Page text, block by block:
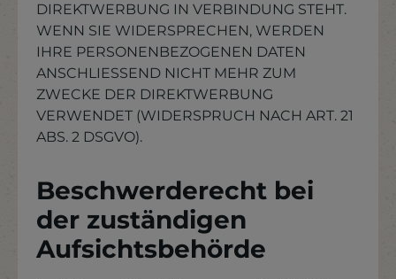
DIREKTWERBUNG IN VERBINDUNG STEHT.
WENN SIE WIDERSPRECHEN, WERDEN
IHRE PERSONENBEZOGENEN DATEN
ANSCHLIESSEND NICHT MEHR ZUM
ZWECKE DER DIREKTWERBUNG
VERWENDET (WIDERSPRUCH NACH ART. 21
ABS. 2 DSGVO).
Beschwerderecht bei
der zuständigen
Aufsichtsbehörde